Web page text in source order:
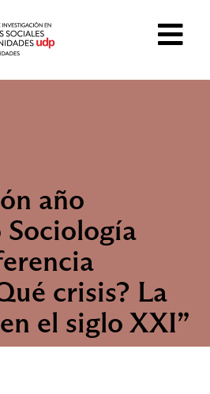
año
Sociología
crisis? La
el siglo XXI”